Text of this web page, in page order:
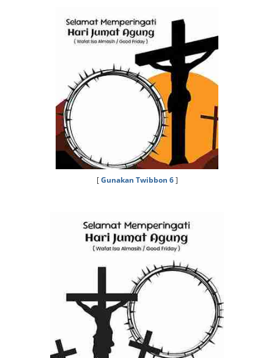
[Gunakan Twibbon 6]